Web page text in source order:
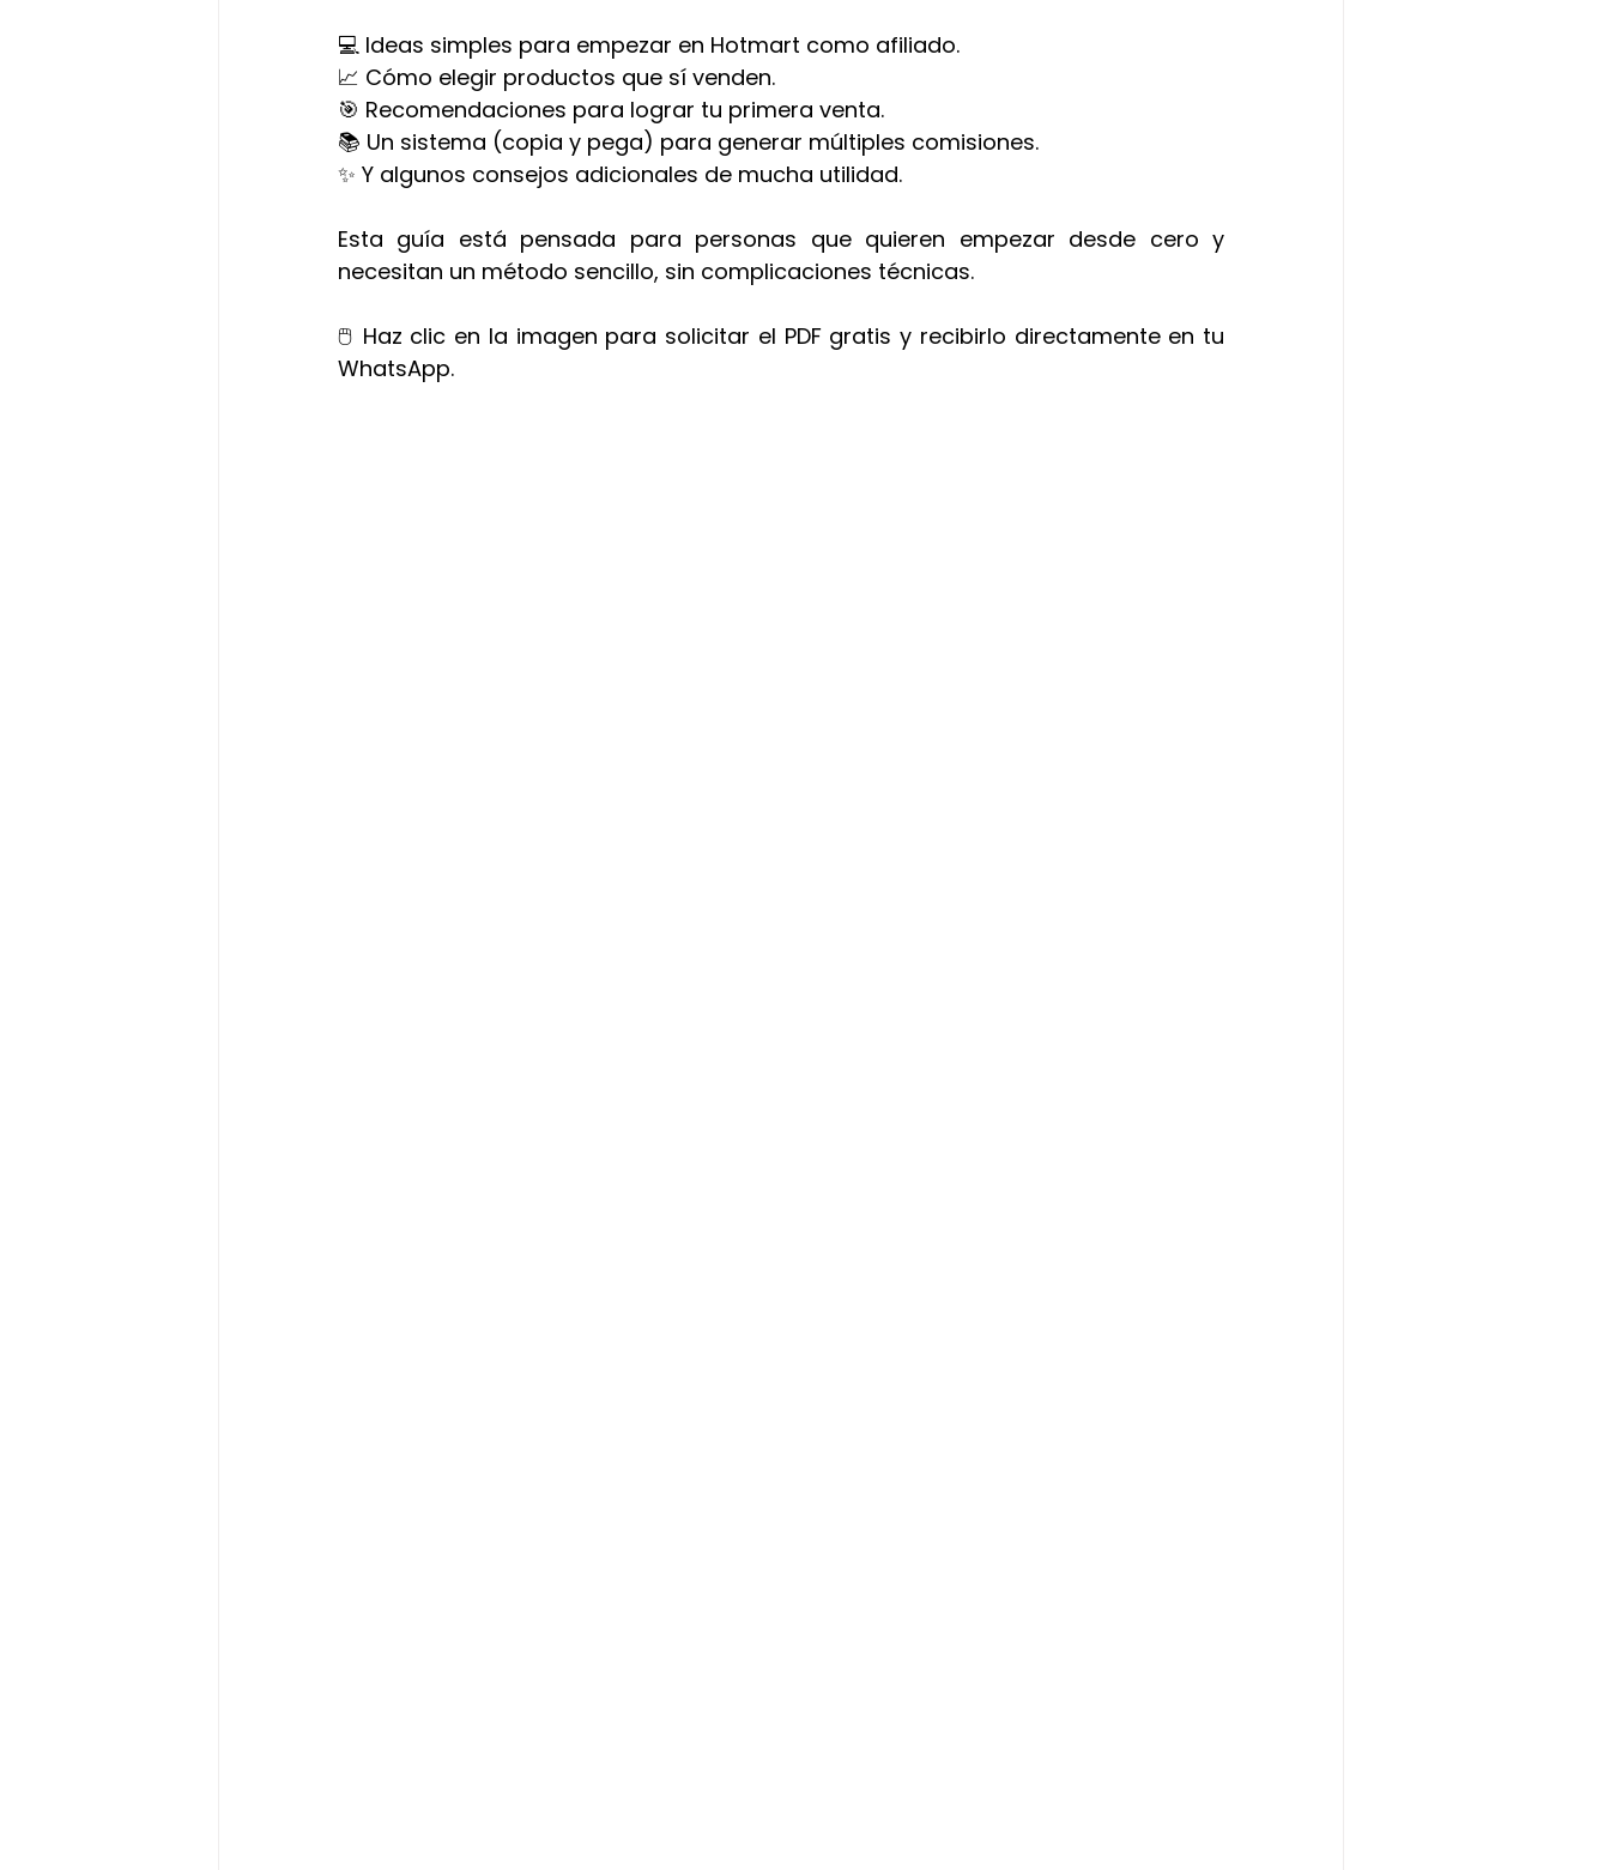
💻 Ideas simples para empezar en Hotmart como afiliado.
📈 Cómo elegir productos que sí venden.
🎯 Recomendaciones para lograr tu primera venta.
📚 Un sistema (copia y pega) para generar múltiples comisiones.
✨ Y algunos consejos adicionales de mucha utilidad.
Esta guía está pensada para personas que quieren empezar desde cero y
necesitan un método sencillo, sin complicaciones técnicas.
🖱️ Haz clic en la imagen para solicitar el PDF gratis y recibirlo directamente en tu
WhatsApp.